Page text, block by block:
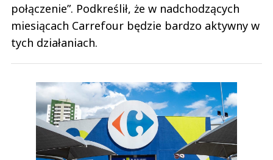
połączenie”. Podkreślił, że w nadchodzących
miesiącach Carrefour będzie bardzo aktywny w
tych działaniach.